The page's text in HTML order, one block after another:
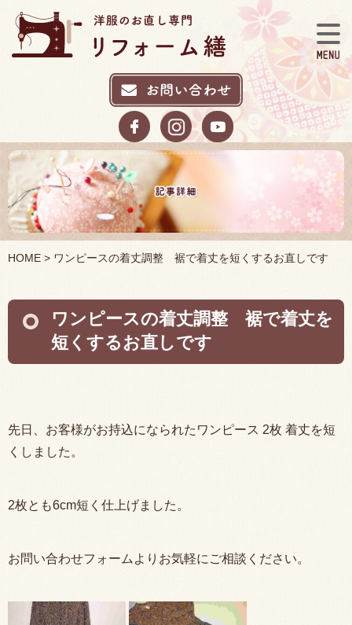
HOME > ワンピースの着丈調整 裾で着丈を短くするお直しです
ワンピースの着丈調整 裾で着丈を
短くするお直しです
先日、お客様がお持込になられたワンピース 2枚 着丈を短
くしました。
2枚とも6cm短く仕上げました。
お問い合わせフォームよりお気軽にご相談ください。